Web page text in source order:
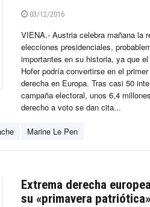
03/12/2016
VIENA.- Austria celebra mañana la
elecciones presidenciales,
importantes en su historia, ya que
Hofer podría convertirse en el
derecha en Europa. Tras casi 50
campaña electoral, unos 6,4
derecho a voto se dan cita...
Marine Le Pen
Extrema derecha
su «primavera patriótica»